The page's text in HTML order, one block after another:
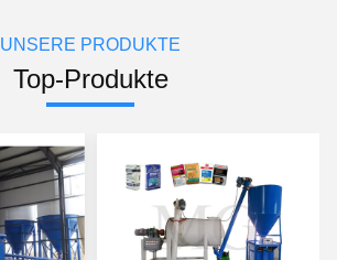
UNSERE PRODUKTE
Top-Produkte